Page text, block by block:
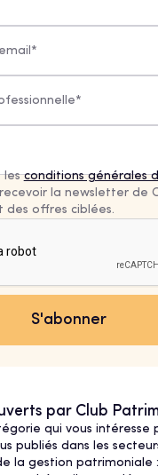
lesconditions générales
la newsletter de
des offres ciblées.
par Club
qui vous intéresse
publiés dans les
la gestion patrimoniale